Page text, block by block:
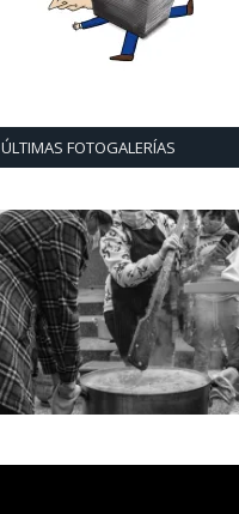
ÚLTIMAS FOTOGALERÍAS